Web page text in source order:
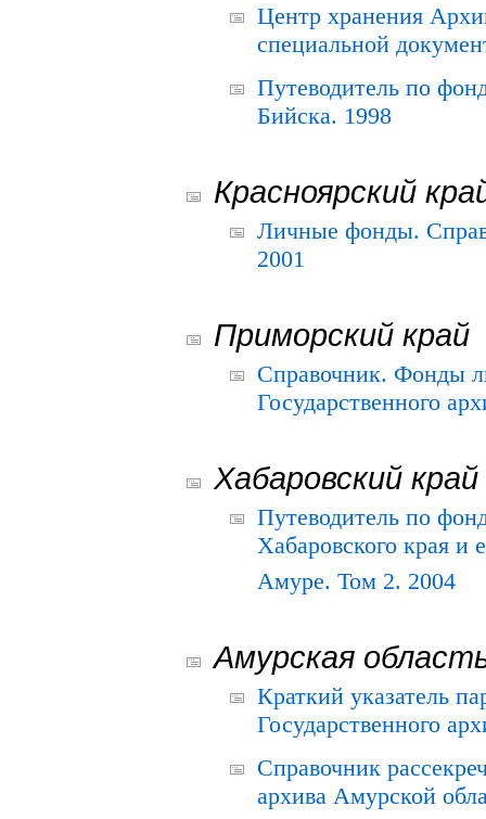
Центр хранения
специальной
Путеводитель по
Бийска. 1998
Красноярский
Личные фонды.
2001
Приморский край
Справочник. Фонды
Государственного
Хабаровский край
Путеводитель по
Хабаровского края и
Амуре. Том 2. 2004
Амурская
Краткий указатель
Государственного
Справочник
архива Амурской